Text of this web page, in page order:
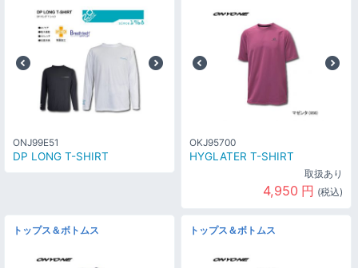
ONJ99E51
DP LONG T-SHIRT
OKJ95700
HYGLATER T-SHIRT
取扱あり
4,950 円 (税込)
トップス＆ボトムス トップス＆ボトムス